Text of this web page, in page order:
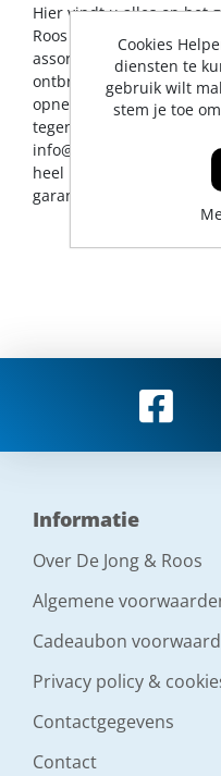
Hier vindt u alles op het
Roos BV probeert u op
assortiment aan te
ontbreken, dan kunt u
opnemen voor een
tegen een scherpe prijs.
info@jrs.nl
of
heel Nederland,
garantievoorwaarden.
Informatie
Over De Jong & Roos
Algemene
Cadeaubon
Privacy policy &
Contactgegevens
Contact
Cookies
diensten te
gebruik wilt
stem je toe